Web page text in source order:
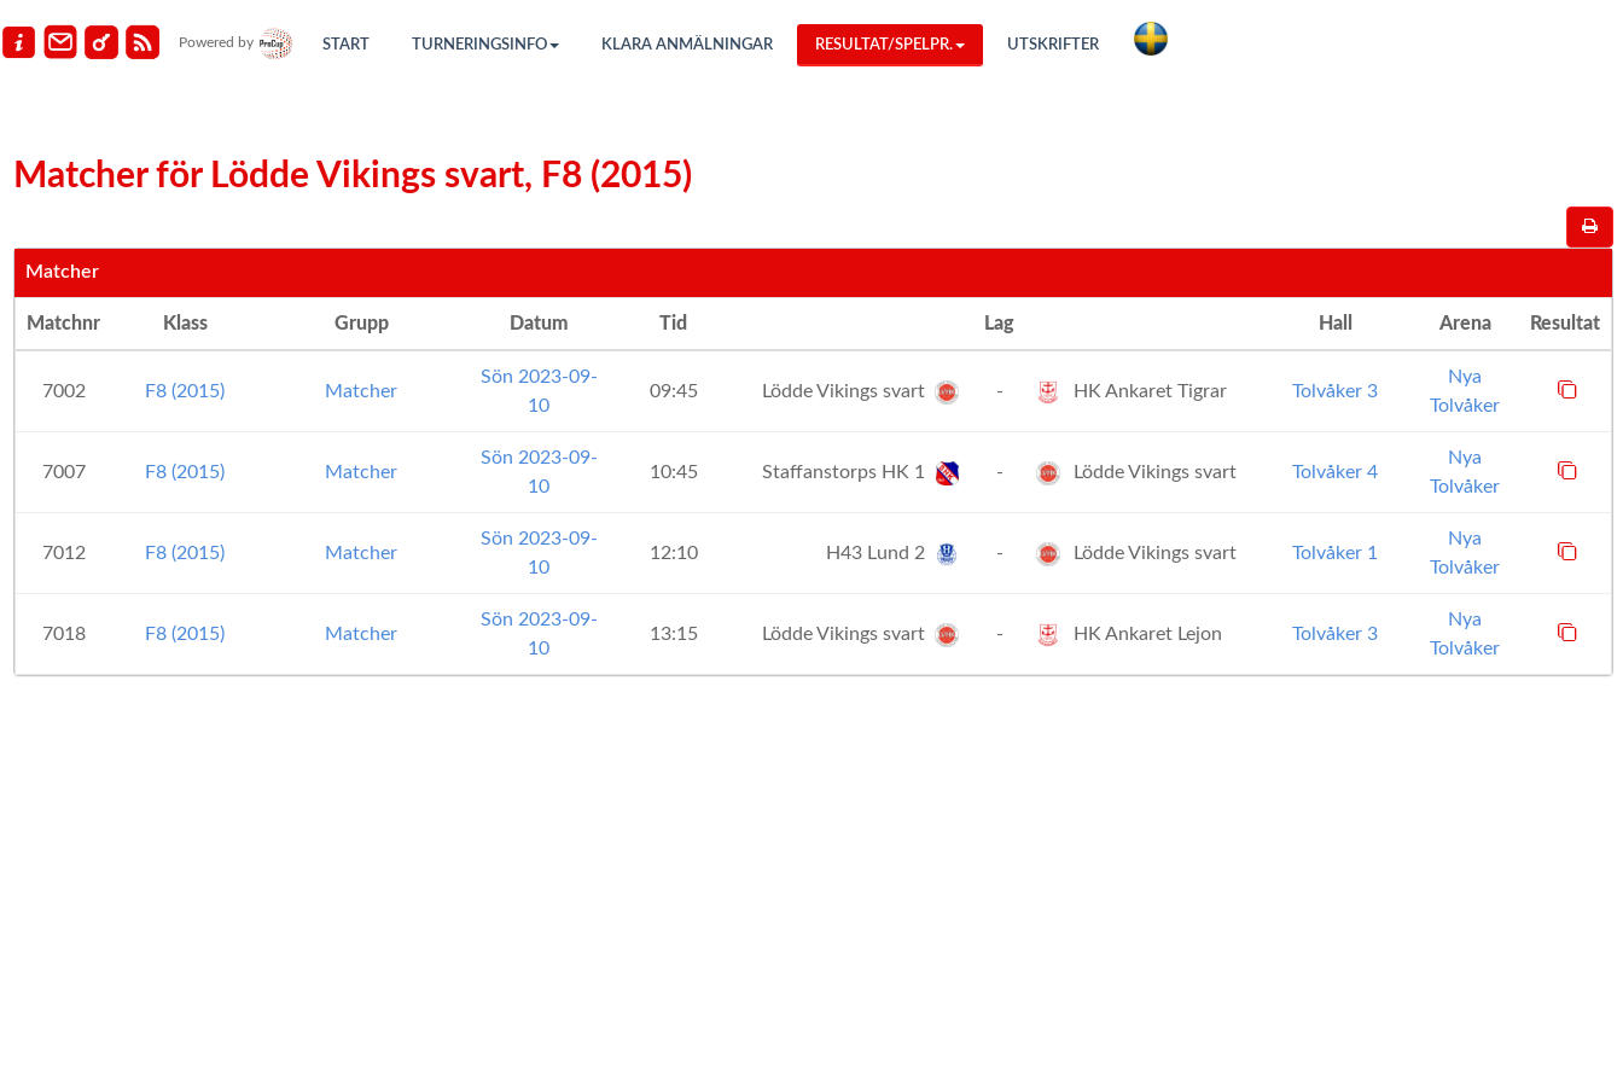
Powered by START TURNERINGSINFO KLARA ANMÄLNINGAR RESULTAT/SPELPR. UTSKRIFTER
Matcher för Lödde Vikings svart, F8 (2015)
Matcher
Matchnr Klass Grupp Datum Tid Lag Hall Arena Resultat
7002 F8 (2015) Matcher
Sön 2023-09-
10
09:45 Lödde Vikings svart - HK Ankaret Tigrar Tolvåker 3
Nya
Tolvåker
7007 F8 (2015) Matcher
Sön 2023-09-
10
10:45 Staffanstorps HK 1 - Lödde Vikings svart Tolvåker 4
Nya
Tolvåker
7012 F8 (2015) Matcher
Sön 2023-09-
10
12:10 H43 Lund 2 - Lödde Vikings svart Tolvåker 1
Nya
Tolvåker
7018 F8 (2015) Matcher
Sön 2023-09-
10
13:15 Lödde Vikings svart - HK Ankaret Lejon Tolvåker 3
Nya
Tolvåker